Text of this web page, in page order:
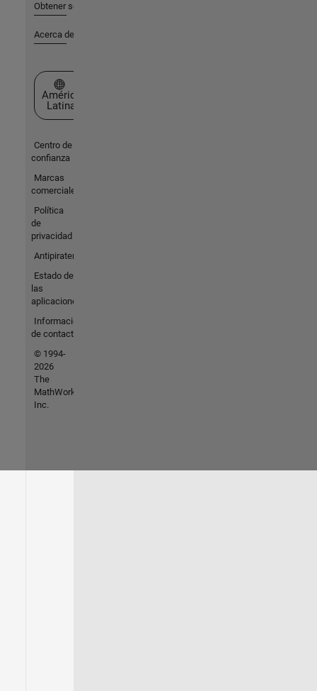
Obtener soporte
Acerca de MathWorks
Seleccione un país/idioma
América
Latina
Centro de
confianza
Marcas
comerciales
Política
de
privacidad
Antipiratería
Estado de
las
aplicaciones
Información
de contacto
© 1994-
2026
The
MathWorks,
Inc.